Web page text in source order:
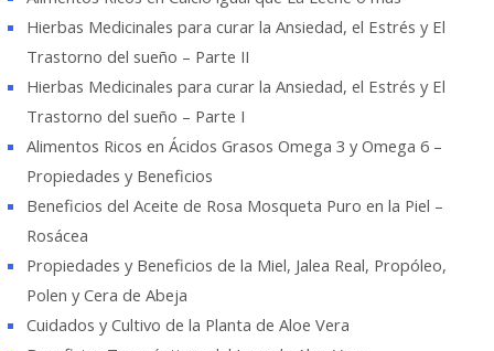
Hierbas Medicinales para curar la Ansiedad, el Estrés y El
Trastorno del sueño – Parte II
Hierbas Medicinales para curar la Ansiedad, el Estrés y El
Trastorno del sueño – Parte I
Alimentos Ricos en Ácidos Grasos Omega 3 y Omega 6 –
Propiedades y Beneficios
Beneficios del Aceite de Rosa Mosqueta Puro en la Piel –
Rosácea
Propiedades y Beneficios de la Miel, Jalea Real, Propóleo,
Polen y Cera de Abeja
Cuidados y Cultivo de la Planta de Aloe Vera